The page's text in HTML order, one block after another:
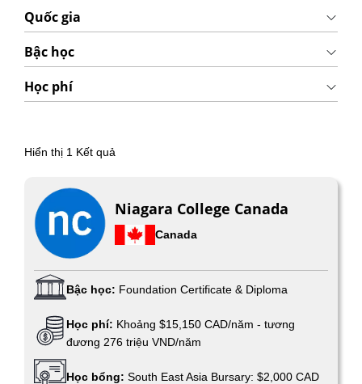
Quốc gia
Bậc học
Học phí
Hiển thị 1 Kết quả
Niagara College Canada
Canada
Bậc học: Foundation Certificate & Diploma
Học phí: Khoảng $15,150 CAD/năm - tương
đương 276 triệu VND/năm
Học bổng: South East Asia Bursary: $2,000 CAD